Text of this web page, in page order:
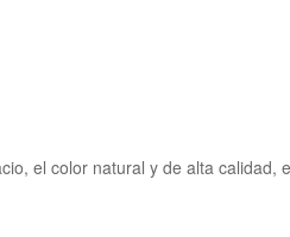
el color natural y de alta